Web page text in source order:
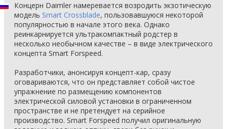
Концерн Daimler намеревается возродить экзотическую
модель Smart Crossblade, пользовавшуюся некоторой
популярностью в начале этого века. Однако
реинкарнируется ультракомпактный родстер в
несколько необычном качестве – в виде электрического
концепта Smart Forspeed.
Разработчики, анонсируя концепт-кар, сразу
оговариваются, что он представляет собой чистое
упражнение по размещению компонентов
электрической силовой установки в ограниченном
пространстве и не претендует на серийное
производство. Smart Forspeed получил оригинальную